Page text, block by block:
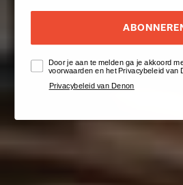
Door je aan te melden ga je akkoord
voorwaarden en het Privacybeleid van
Privacybeleid van Denon